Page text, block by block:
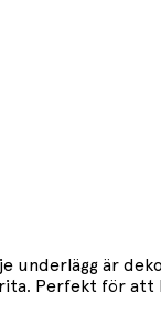
är
Perfekt för